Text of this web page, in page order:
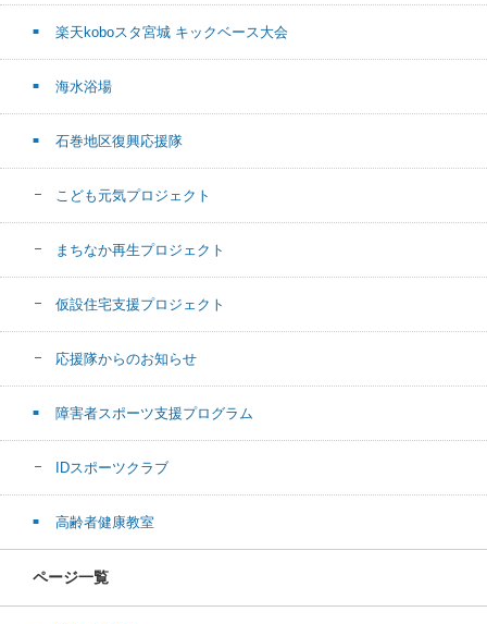
楽天koboスタ宮城 キックベース大会
海水浴場
石巻地区復興応援隊
こども元気プロジェクト
まちなか再生プロジェクト
仮設住宅支援プロジェクト
応援隊からのお知らせ
障害者スポーツ支援プログラム
IDスポーツクラブ
高齢者健康教室
ページ一覧